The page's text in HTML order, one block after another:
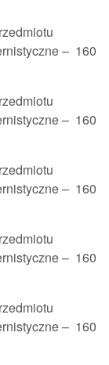
– 160
– 160
– 160
– 160
– 160